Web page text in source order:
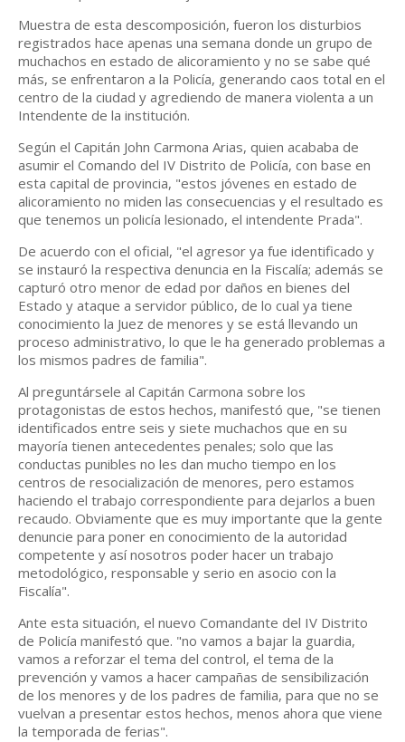
Muestra de esta descomposición, fueron los disturbios
registrados hace apenas una semana donde un grupo de
muchachos en estado de alicoramiento y no se sabe qué
más, se enfrentaron a la Policía, generando caos total en el
centro de la ciudad y agrediendo de manera violenta a un
Intendente de la institución.
Según el Capitán John Carmona Arias, quien acababa de
asumir el Comando del IV Distrito de Policía, con base en
esta capital de provincia, "estos jóvenes en estado de
alicoramiento no miden las consecuencias y el resultado es
que tenemos un policía lesionado, el intendente Prada".
De acuerdo con el oficial, "el agresor ya fue identificado y
se instauró la respectiva denuncia en la Fiscalía; además se
capturó otro menor de edad por daños en bienes del
Estado y ataque a servidor público, de lo cual ya tiene
conocimiento la Juez de menores y se está llevando un
proceso administrativo, lo que le ha generado problemas a
los mismos padres de familia".
Al preguntársele al Capitán Carmona sobre los
protagonistas de estos hechos, manifestó que, "se tienen
identificados entre seis y siete muchachos que en su
mayoría tienen antecedentes penales; solo que las
conductas punibles no les dan mucho tiempo en los
centros de resocialización de menores, pero estamos
haciendo el trabajo correspondiente para dejarlos a buen
recaudo. Obviamente que es muy importante que la gente
denuncie para poner en conocimiento de la autoridad
competente y así nosotros poder hacer un trabajo
metodológico, responsable y serio en asocio con la
Fiscalía".
Ante esta situación, el nuevo Comandante del IV Distrito
de Policía manifestó que. "no vamos a bajar la guardia,
vamos a reforzar el tema del control, el tema de la
prevención y vamos a hacer campañas de sensibilización
de los menores y de los padres de familia, para que no se
vuelvan a presentar estos hechos, menos ahora que viene
la temporada de ferias".